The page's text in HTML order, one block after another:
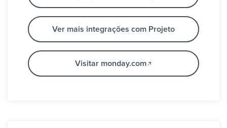
Ver mais integrações com Projeto
Visitar monday.com